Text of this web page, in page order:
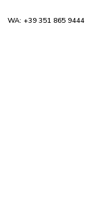
WA: +39 351 865 9444